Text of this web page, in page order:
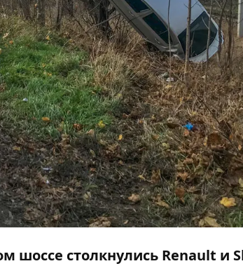
шоссе столкнулись Renault и